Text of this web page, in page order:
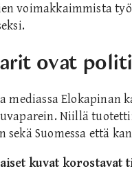
voimakkaimmista
ovat
mediassa
Niillä
Suomessa että
kuvat korostavat